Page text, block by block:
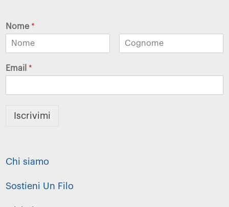
Nome*
Email*
Iscrivimi
Chi siamo
Sostieni Un Filo